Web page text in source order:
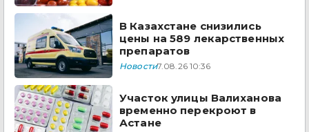
В Казахстане снизились
цены на 589 лекарственных
препаратов
Новости7.08.26 10:36
Участок улицы Валиханова
временно перекроют в
Астане